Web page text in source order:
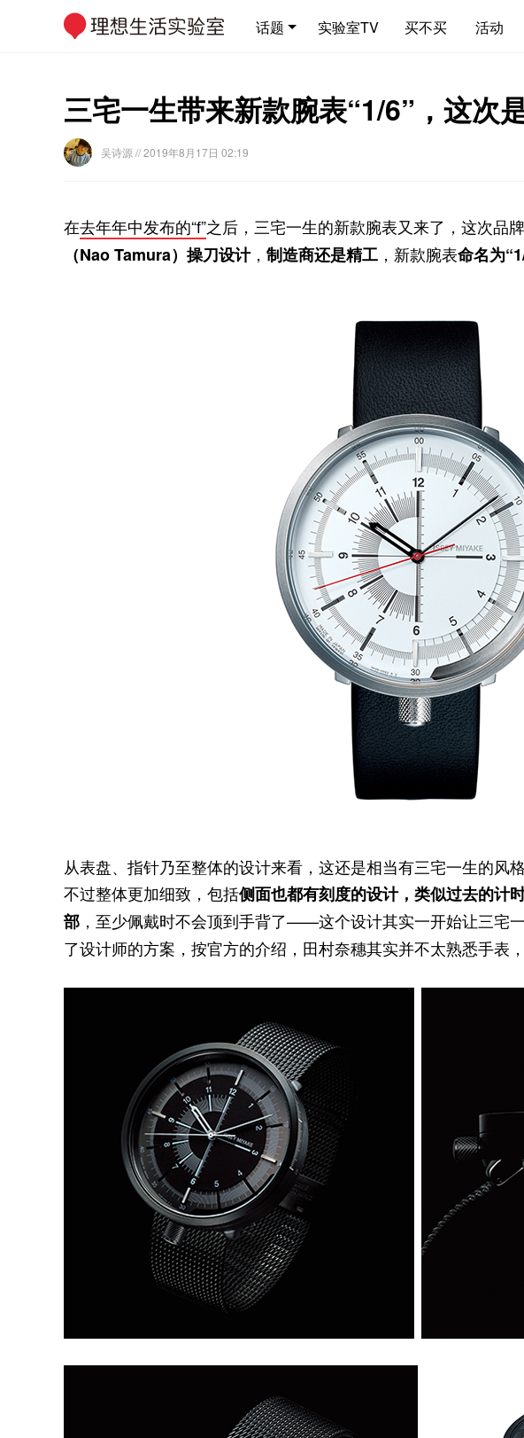
话题 实验室TV 买不买 活动
三宅一生带来新款腕表“1/6”，这次
吴诗源 // 2019年8月17日 02:19
在去年年中发布的“f”之后，三宅一生的新款腕表又来了，这次品
（Nao Tamura）操刀设计， 制造商还是精工 ，新款腕表命名为
从表盘、指针乃至整体的设计来看，这还是相当有三宅一生的风格
不过整体更加细致，包括侧面也都有刻度的设计，类似过去的计
部 ，至少佩戴时不会顶到手背了——这个设计其实一开始让三宅
了设计师的方案，按官方的介绍，田村奈穗其实并不太熟悉手表